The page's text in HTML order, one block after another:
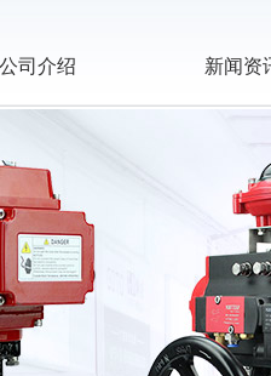
公司介绍 新闻资